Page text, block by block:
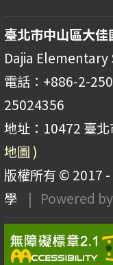
臺北市中山區大佳
Dajia
電話：+886-2-
25024356
地址：10472 臺
地圖 )
版權所有 © 2017
學
| Powered by